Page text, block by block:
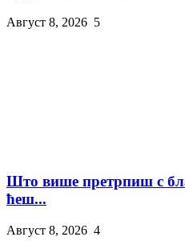
Август 8, 2026 5
Што више претрпиш с
ћеш...
Август 8, 2026 4